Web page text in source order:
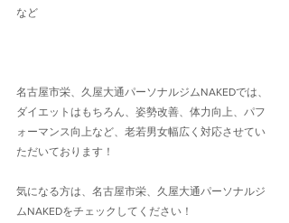
など
名古屋市栄、久屋大通パーソナルジムNAKEDでは、
ダイエットはもちろん、姿勢改善、体力向上、パフ
ォーマンス向上など、老若男女幅広く対応させてい
ただいております！
気になる方は、名古屋市栄、久屋大通パーソナルジ
ムNAKEDをチェックしてください！